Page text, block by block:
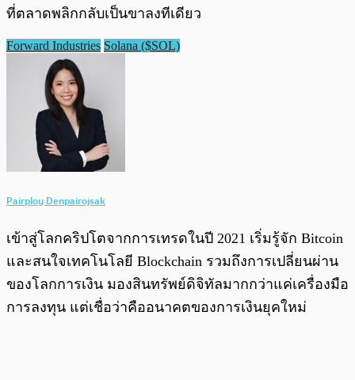
ที่ตลาดพลิกกลับเป็นขาลงทีเดียว
Forward Industries Solana ($SOL)
Pairploy Denpairojsak
เข้าสู่โลกคริปโตจากการเทรดในปี 2021 เริ่มรู้จัก Bitcoin
และสนใจเทคโนโลยี Blockchain รวมถึงการเปลี่ยนผ่าน
ของโลกการเงิน มองสินทรัพย์ดิจิทัลมากกว่าแค่เครื่องมือ
การลงทุน แต่เชื่อว่าคืออนาคตของการเงินยุคใหม่